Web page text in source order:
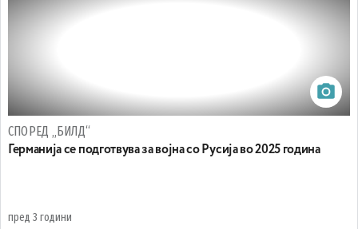
СПОРЕД „БИЛД“
Германија се подготвува за војна со Русија во 2025 година
пред 3 години